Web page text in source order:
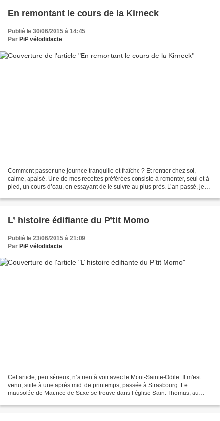
En remontant le cours de la Kirneck
Publié le 30/06/2015 à 14:45
Par PiP vélodidacte
Comment passer une journée tranquille et fraîche ? Et rentrer chez soi,
calme, apaisé. Une de mes recettes préférées consiste à remonter, seul et à
pied, un cours d’eau, en essayant de le suivre au plus près. L’an passé, je
L’ histoire édifiante du P’tit Momo
Publié le 23/06/2015 à 21:09
Par PiP vélodidacte
Cet article, peu sérieux, n’a rien à voir avec le Mont-Sainte-Odile. Il m’est
venu, suite à une après midi de printemps, passée à Strasbourg. Le
mausolée de Maurice de Saxe se trouve dans l’église Saint Thomas, au